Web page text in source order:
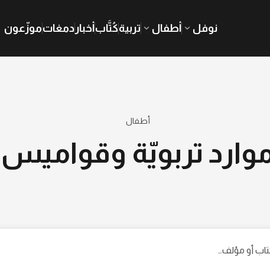
نوفل أطفال تربيةكُتَّابأخبار دمغاتموزّعون
أطفال
تربويّة وقواميس